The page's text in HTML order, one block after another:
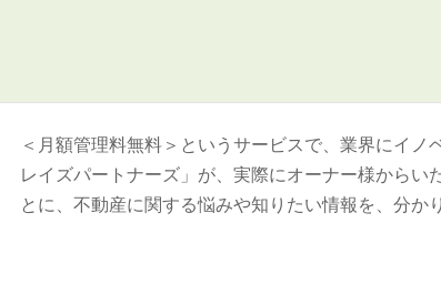
＜月額管理料無料＞というサービスで、業界にイノ
レイズパートナーズ」が、実際にオーナー様からい
とに、不動産に関する悩みや知りたい情報を、分か